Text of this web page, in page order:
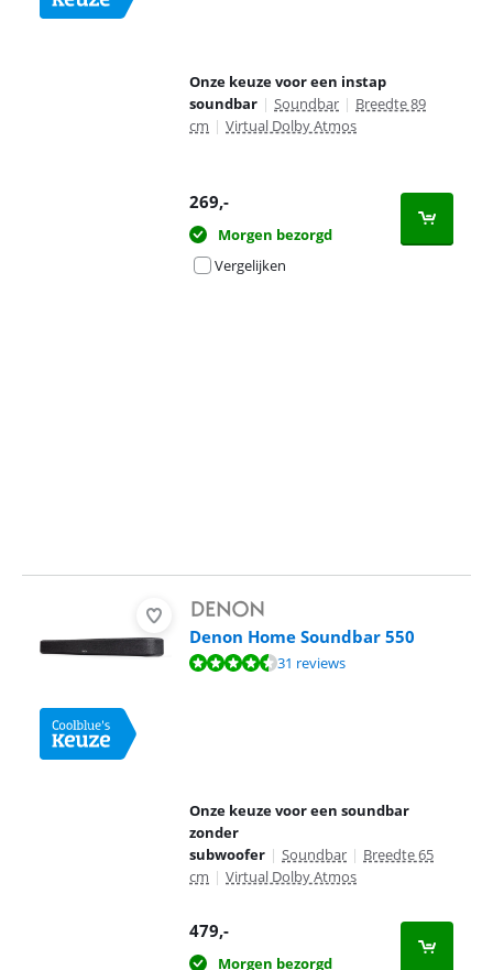
Onze keuze voor een instap
soundbar | Soundbar | Breedte 89
cm | Virtual Dolby Atmos
269,-
Morgen bezorgd
Vergelijken
Denon Home Soundbar 550
Beoordeling is 8,6 van de 10, gebaseerd op 31 reviews.
31 reviews
Onze keuze voor een soundbar
zonder
subwoofer | Soundbar | Breedte 65
cm | Virtual Dolby Atmos
479,-
Morgen bezorgd